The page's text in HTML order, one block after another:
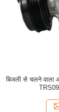
बिजली से चलने वाला